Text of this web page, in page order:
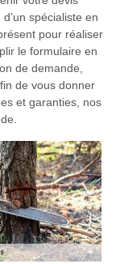
spécialiste en
pour réaliser
le formulaire en
de demande,
de vous donner
et garanties, nos